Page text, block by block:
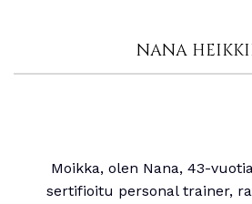
NANA
Moikka, olen Nana, 43-
sertifioitu personal trainer,